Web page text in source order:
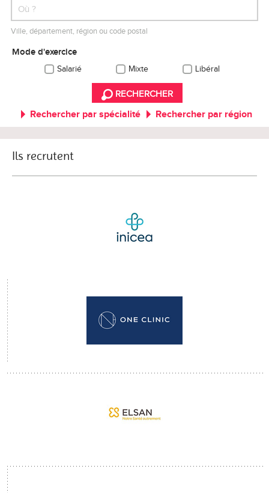
Ville, département, région ou code postal
Mode d'exercice
Salarié Mixte Libéral
RECHERCHER
Rechercher par spécialité Rechercher par région
Ils recrutent